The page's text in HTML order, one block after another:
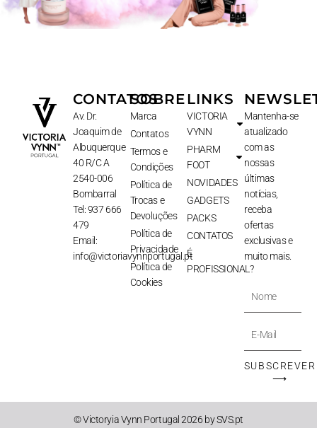
CONTATOS
Av. Dr.
Joaquim de
Albuquerque
40 R/C A
2540-006
Bombarral
Tel: 937 666
479
Email:
info@victoriavynnportugal.pt
SOBRE
Marca
Contatos
Termos e
Condições
Política de
Trocas e
Devoluções
Política de
Privacidade
Política de
Cookies
LINKS
VICTORIA
VYNN
PHARM
FOOT
NOVIDADES
GADGETS
PACKS
CONTATOS
É
PROFISSIONAL?
Mantenha-se
atualizado
com as
nossas
últimas
notícias,
receba
ofertas
exclusivas e
muito mais.
Nome
E-
Mail
SUBSCREVER
⟶
© Victoryia Vynn Portugal 2026 by SVS.pt